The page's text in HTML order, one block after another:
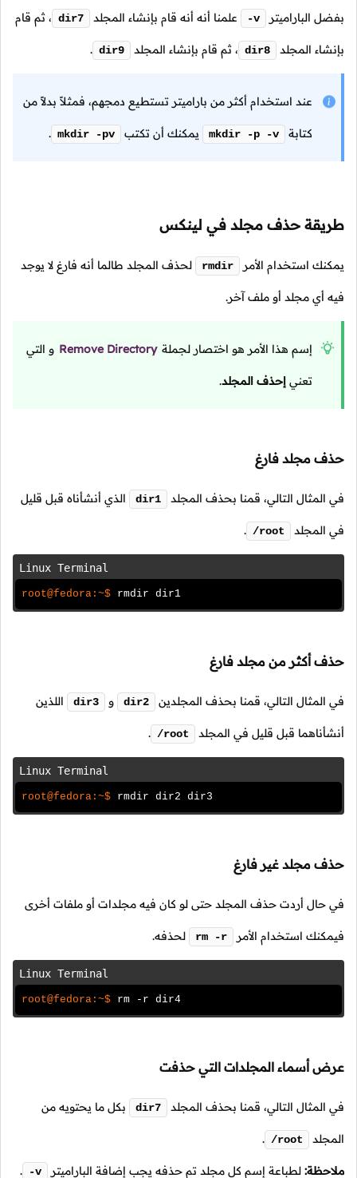
بفضل الباراميتر -v علمنا أنه أنه قام بإنشاء المجلد dir7 ، ثم قام
بإنشاء المجلد dir8 ، ثم قام بإنشاء المجلد dir9
.
عند استخدام أكثر من باراميتر تستطيع دمجهم، فمثلاً بدلاً من
كتابة mkdir -p -v يمكنك أن تكتب mkdir -pv
.
طريقة حذف مجلد في لينكس
يمكنك استخدام الأمر rmdir لحذف المجلد طالما أنه فارغ لا يوجد
فيه أي مجلد أو ملف آخر.
إسم هذا الأمر هو اختصار لجملة Remove Directory و التي
تعني إحذف المجلد.
حذف مجلد فارغ
في المثال التالي، قمنا بحذف المجلد dir1 الذي أنشأناه قبل قليل
في المجلد /root
.
Linux Terminal
root@fedora:~$ rmdir dir1
حذف أكثر من مجلد فارغ
في المثال التالي، قمنا بحذف المجلدين dir2 و dir3 اللذين
أنشأناهما قبل قليل في المجلد /root
.
Linux Terminal
root@fedora:~$ rmdir dir2 dir3
حذف مجلد غير فارغ
في حال أردت حذف المجلد حتى لو كان فيه مجلدات أو ملفات أخرى
فيمكنك استخدام الأمر rm -r لحذفه.
Linux Terminal
root@fedora:~$ rm -r dir4
عرض أسماء المجلدات التي حذفت
في المثال التالي، قمنا بحذف المجلد dir7 بكل ما يحتويه من
المجلد /root
.
ملاحظة: لطباعة إسم كل مجلد تم حذفه يجب إضافة الباراميتر -v
.